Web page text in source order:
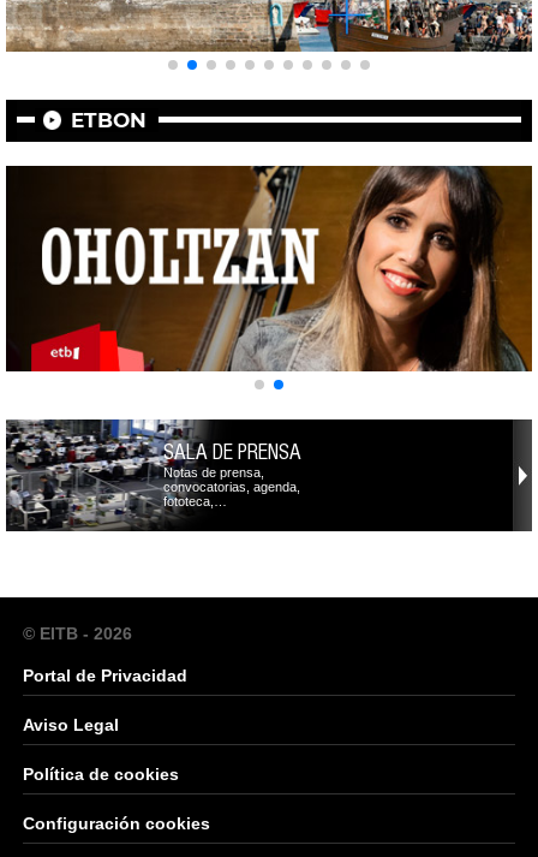
ETBON
SALA DE PRENSA
Notas de prensa,
convocatorias, agenda,
fototeca,…
© EITB - 2026
Portal de Privacidad
Aviso Legal
Política de cookies
Configuración cookies